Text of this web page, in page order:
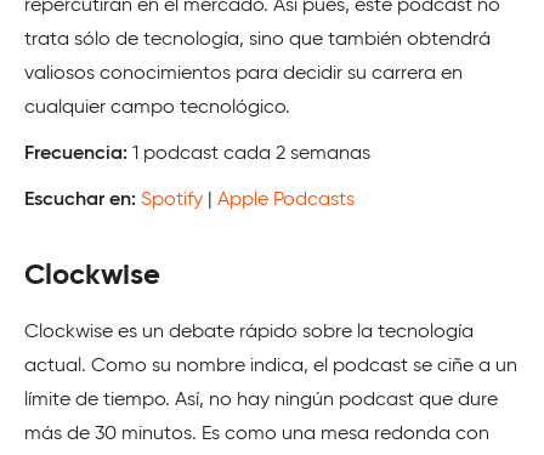
repercutirán en el mercado. Así pues, este podcast no
trata sólo de tecnología, sino que también obtendrá
valiosos conocimientos para decidir su carrera en
cualquier campo tecnológico.
Frecuencia: 1 podcast cada 2 semanas
Escuchar en: Spotify Apple Podcasts
Clockwise
Clockwise es un debate rápido sobre la tecnología
actual. Como su nombre indica, el podcast se ciñe a un
límite de tiempo. Así, no hay ningún podcast que dure
más de 30 minutos. Es como una mesa redonda con